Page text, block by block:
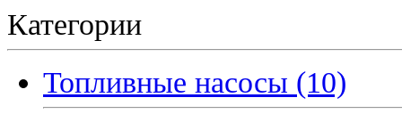
Категории
Топливные насосы (10)